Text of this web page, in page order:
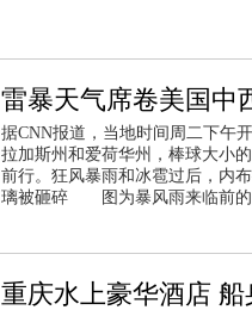
雷暴天气席卷美国中
据CNN报道，当地时间周二下午
拉加斯州和爱荷华州，棒球大小
前行。狂风暴雨和冰雹过后，内
璃被砸碎 图为暴风雨来临前的
重庆水上豪华酒店